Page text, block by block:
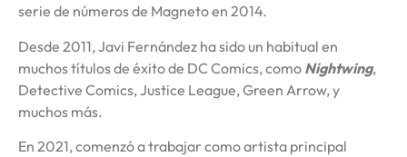
serie de números de Magneto en 2014.
Desde 2011, Javi Fernández ha sido un habitual en
muchos títulos de éxito de DC Comics, como Nightwing,
Detective Comics, Justice League, Green Arrow, y
muchos más.
En 2021, comenzó a trabajar como artista principal